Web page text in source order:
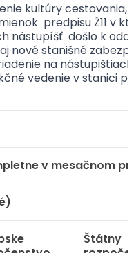
kultúry
predpisu Ž11 v
nástupíšť došlo k
nové stanišné
na
vedenie v stanici
v mesačnom
Štátny